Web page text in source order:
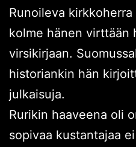
Runoileva
kolme hänen virttään
virsikirjaan.
historiankin hän
julkaisuja.
Rurikin haaveena oli
sopivaa kustantajaa